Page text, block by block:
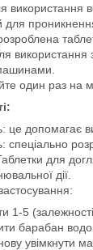
використання
для
один раз на
це допомагає
спеціально
для
дії.
застосування:
1-5
барабан
увімкнути